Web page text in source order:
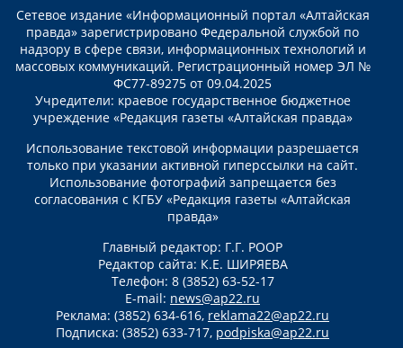
Сетевое издание «Информационный портал «Алтайская
правда» зарегистрировано Федеральной службой по
надзору в сфере связи, информационных технологий и
массовых коммуникаций. Регистрационный номер ЭЛ №
ФС77-89275 от 09.04.2025
Учредители: краевое государственное бюджетное
учреждение «Редакция газеты «Алтайская правда»
Использование текстовой информации разрешается
только при указании активной гиперссылки на сайт.
Использование фотографий запрещается без
согласования с КГБУ «Редакция газеты «Алтайская
правда»
Главный редактор: Г.Г. РООР
Редактор сайта: К.Е. ШИРЯЕВА
Телефон: 8 (3852) 63-52-17
E-mail: news@ap22.ru
Реклама: (3852) 634-616, reklama22@ap22.ru
Подписка: (3852) 633-717, podpiska@ap22.ru